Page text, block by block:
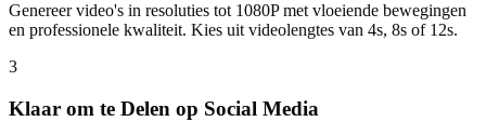
Genereer video's in resoluties tot 1080P met vloeiende bewegingen
en professionele kwaliteit. Kies uit videolengtes van 4s, 8s of 12s.
3
Klaar om te Delen op Social Media